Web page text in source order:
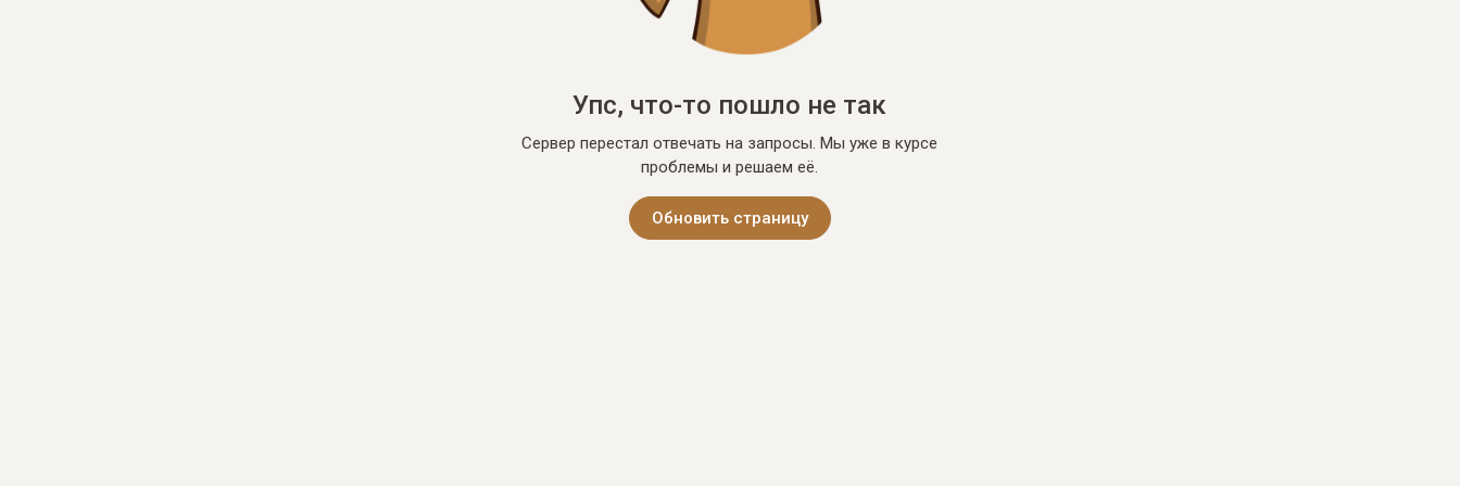
Упс, что-то пошло не так
Сервер перестал отвечать на запросы. Мы уже в курсе
проблемы и решаем её.
Обновить страницу